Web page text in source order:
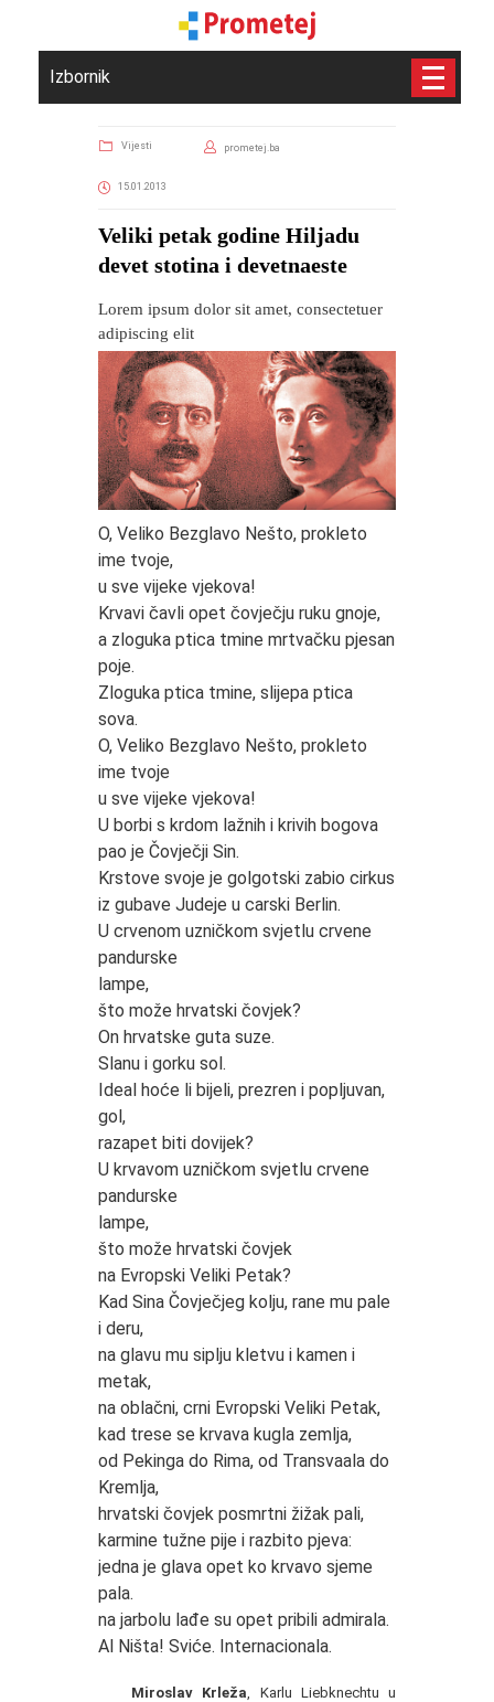
Izbornik
Vijesti prometej.ba
15.01.2013
Veliki petak godine Hiljadu
devet stotina i devetnaeste
Lorem ipsum dolor sit amet, consectetuer
adipiscing elit
O, Veliko Bezglavo Nešto, prokleto
ime tvoje,
u sve vijeke vjekova!
Krvavi čavli opet čovječju ruku gnoje,
a zloguka ptica tmine mrtvačku pjesan
poje.
Zloguka ptica tmine, slijepa ptica
sova.
O, Veliko Bezglavo Nešto, prokleto
ime tvoje
u sve vijeke vjekova!
U borbi s krdom lažnih i krivih bogova
pao je Čovječji Sin.
Krstove svoje je golgotski zabio cirkus
iz gubave Judeje u carski Berlin.
U crvenom uzničkom svjetlu crvene
pandurske
lampe,
što može hrvatski čovjek?
On hrvatske guta suze.
Slanu i gorku sol.
Ideal hoće li bijeli, prezren i popljuvan,
gol,
razapet biti dovijek?
U krvavom uzničkom svjetlu crvene
pandurske
lampe,
što može hrvatski čovjek
na Evropski Veliki Petak?
Kad Sina Čovječjeg kolju, rane mu pale
i deru,
na glavu mu siplju kletvu i kamen i
metak,
na oblačni, crni Evropski Veliki Petak,
kad trese se krvava kugla zemlja,
od Pekinga do Rima, od Transvaala do
Kremlja,
hrvatski čovjek posmrtni žižak pali,
karmine tužne pije i razbito pjeva:
jedna je glava opet ko krvavo sjeme
pala.
na jarbolu lađe su opet pribili admirala.
Al Ništa! Sviće. Internacionala.
Miroslav Krleža , Karlu Liebknechtu u